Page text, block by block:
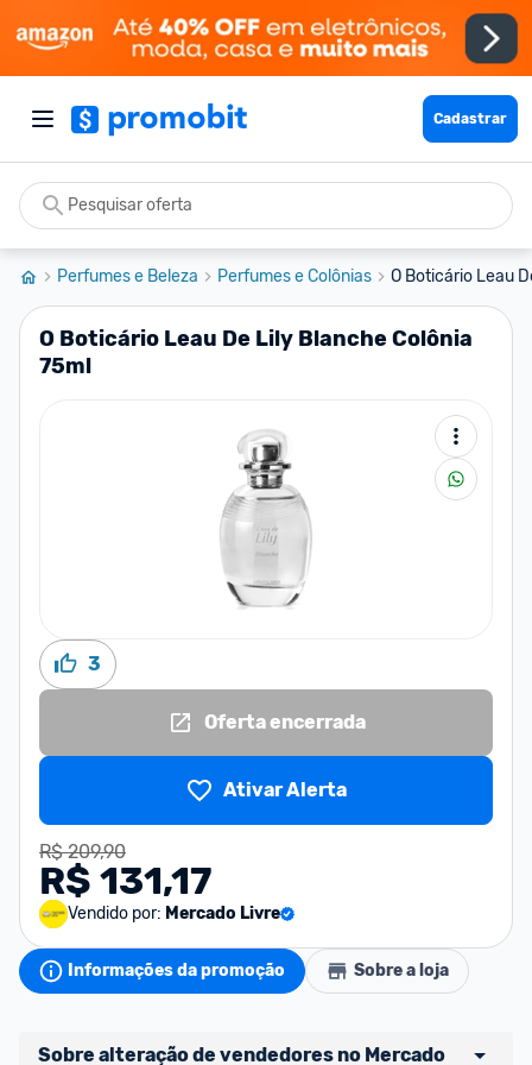
Cadastrar
Perfumes e Beleza Perfumes e Colônias O Boticário Leau
O Boticário Leau De Lily Blanche Colônia
75ml
3
Oferta encerrada
Ativar Alerta
R$ 209,90
R$ 131,17
Vendido por: Mercado Livre
Informações da promoção Sobre a loja
Sobre alteração de vendedores no Mercado